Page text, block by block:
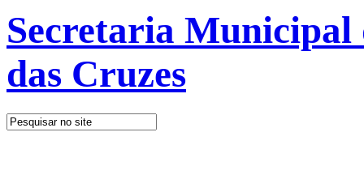
Secretaria
das Cruzes